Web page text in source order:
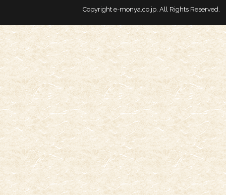
Copyright e-monya.co.jp. All Rights Reserved.